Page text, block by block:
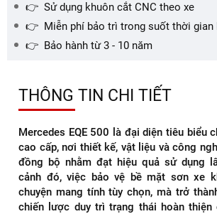
👉 Sử dụng khuôn cắt CNC theo xe
👉 Miễn phí bảo trì trong suốt thời gian
👉 Bảo hành từ 3 - 10 năm
THÔNG TIN CHI TIẾT
Mercedes EQE 500 là đại diện tiêu biểu
cao cấp, nơi thiết kế, vật liệu và công
đồng bộ nhằm đạt hiệu quả sử dụng
cảnh đó, việc bảo vệ bề mặt sơn xe
chuyện mang tính tùy chọn, mà trở
chiến lược duy trì trạng thái hoàn thiện